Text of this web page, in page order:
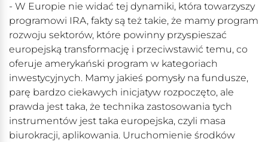
- W Europie nie widać tej dynamiki, która towarzyszy
programowi IRA, fakty są też takie, że mamy program
rozwoju sektorów, które powinny przyspieszać
europejską transformację i przeciwstawić temu, co
oferuje amerykański program w kategoriach
inwestycyjnych. Mamy jakieś pomysły na fundusze,
parę bardzo ciekawych inicjatyw rozpoczęto, ale
prawda jest taka, że technika zastosowania tych
instrumentów jest taka europejska, czyli masa
biurokracji, aplikowania. Uruchomienie środków